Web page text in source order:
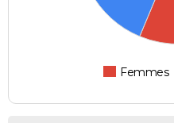
Femmes